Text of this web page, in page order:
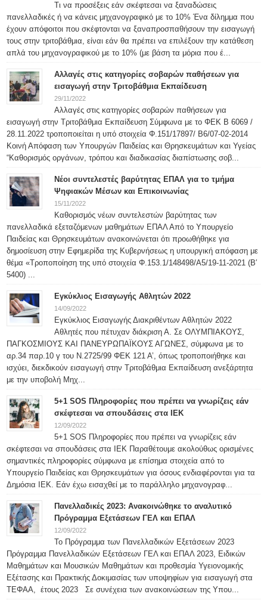
Τι να προσέξεις εάν σκέφτεσαι να ξαναδώσεις
πανελλαδικές ή να κάνεις μηχανογραφικό με το 10% Ένα δίλημμα που
έχουν απόφοιτοι που σκέφτονται να ξαναπροσπαθήσουν την εισαγωγή
τους στην τριτοβάθμια, είναι εάν θα πρέπει να επιλέξουν την κατάθεση
απλά του μηχανογραφικού με το 10% (με βάση τα μόρια που έ...
Αλλαγές στις κατηγορίες σοβαρών παθήσεων για
εισαγωγή στην Τριτοβάθμια Εκπαίδευση
29/11/2022
Αλλαγές στις κατηγορίες σοβαρών παθήσεων για
εισαγωγή στην Τριτοβάθμια Εκπαίδευση Σύμφωνα με το ΦΕΚ Β 6069 /
28.11.2022 τροποποιείται η υπό στοιχεία Φ.151/17897/ Β6/07-02-2014
Κοινή Απόφαση των Υπουργών Παιδείας και Θρησκευμάτων και Υγείας
“Καθορισμός οργάνων, τρόπου και διαδικασίας διαπίστωσης σοβ...
Νέοι συντελεστές βαρύτητας ΕΠΑΛ για το τμήμα
Ψηφιακών Μέσων και Επικοινωνίας
15/11/2022
Καθορισμός νέων συντελεστών βαρύτητας των
πανελλαδικά εξεταζόμενων μαθημάτων ΕΠΑΛ Από το Υπουργείο
Παιδείας και Θρησκευμάτων ανακοινώνεται ότι προωθήθηκε για
δημοσίευση στην Εφημερίδα της Κυβερνήσεως η υπουργική απόφαση με
θέμα «Τροποποίηση της υπό στοιχεία Φ.153.1/148498/Α5/19-11-2021 (Β′
5400) ...
Εγκύκλιος Εισαγωγής Αθλητών 2022
14/09/2022
Εγκύκλιος Εισαγωγής Διακριθέντων Αθλητών 2022
Αθλητές που πέτυχαν διάκριση Α. Σε ΟΛΥΜΠΙΑΚΟΥΣ,
ΠΑΓΚΟΣΜΙΟΥΣ ΚΑΙ ΠΑΝΕΥΡΩΠΑΪΚΟΥΣ ΑΓΩΝΕΣ, σύμφωνα με το
αρ.34 παρ.10 γ του Ν.2725/99 ΦΕΚ 121 Α’, όπως τροποποιήθηκε και
ισχύει, διεκδικούν εισαγωγή στην Τριτοβάθμια Εκπαίδευση ανεξάρτητα
με την υποβολή Μηχ...
5+1 SOS Πληροφορίες που πρέπει να γνωρίζεις εάν
σκέφτεσαι να σπουδάσεις στα ΙΕΚ
12/09/2022
5+1 SOS Πληροφορίες που πρέπει να γνωρίζεις εάν
σκέφτεσαι να σπουδάσεις στα ΙΕΚ Παραθέτουμε ακολούθως ορισμένες
σημαντικές πληροφορίες σύμφωνα με επίσημα στοιχεία από το
Υπουργείο Παιδείας και Θρησκευμάτων για όσους ενδιαφέρονται για τα
Δημόσια ΙΕΚ. Εάν έχω εισαχθεί με το παράλληλο μηχανογραφ...
Πανελλαδικές 2023: Ανακοινώθηκε το αναλυτικό
Πρόγραμμα Εξετάσεων ΓΕΛ και ΕΠΑΛ
12/09/2022
Το Πρόγραμμα των Πανελλαδικών Εξετάσεων 2023
Πρόγραμμα Πανελλαδικών Εξετάσεων ΓΕΛ και ΕΠΑΛ 2023, Ειδικών
Μαθημάτων και Μουσικών Μαθημάτων και προθεσμία Υγειονομικής
Εξέτασης και Πρακτικής Δοκιμασίας των υποψηφίων για εισαγωγή στα
ΤΕΦΑΑ, έτους 2023 Σε συνέχεια των ανακοινώσεων της Υπου...